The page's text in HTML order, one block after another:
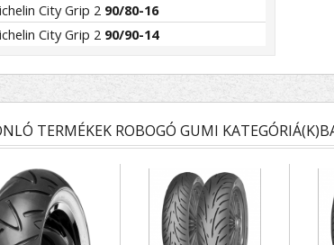
City Grip 2 90/80-16
City Grip 2 90/90-14
TERMÉKEK ROBOGÓ GUMI